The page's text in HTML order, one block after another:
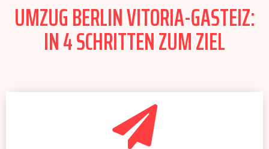
UMZUG BERLIN VITORIA-GASTEIZ:
IN 4 SCHRITTEN ZUM ZIEL